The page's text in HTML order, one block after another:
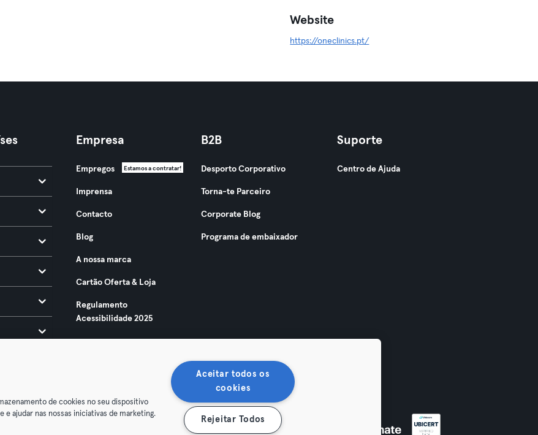
Website
https://oneclinics.pt/
Empresa
Empregos Estamos a contratar!
Imprensa
Contacto
Blog
A nossa marca
Cartão Oferta & Loja
Regulamento
Acessibilidade 2025
B2B
Desporto Corporativo
Torna-te Parceiro
Corporate Blog
Programa de embaixador
Suporte
Centro de Ajuda
Rescindir contratos aqui
de cookies no seu dispositivo
e ajudar nas nossas iniciativas de marketing.
Aceitar todos os
cookies
Rejeitar Todos